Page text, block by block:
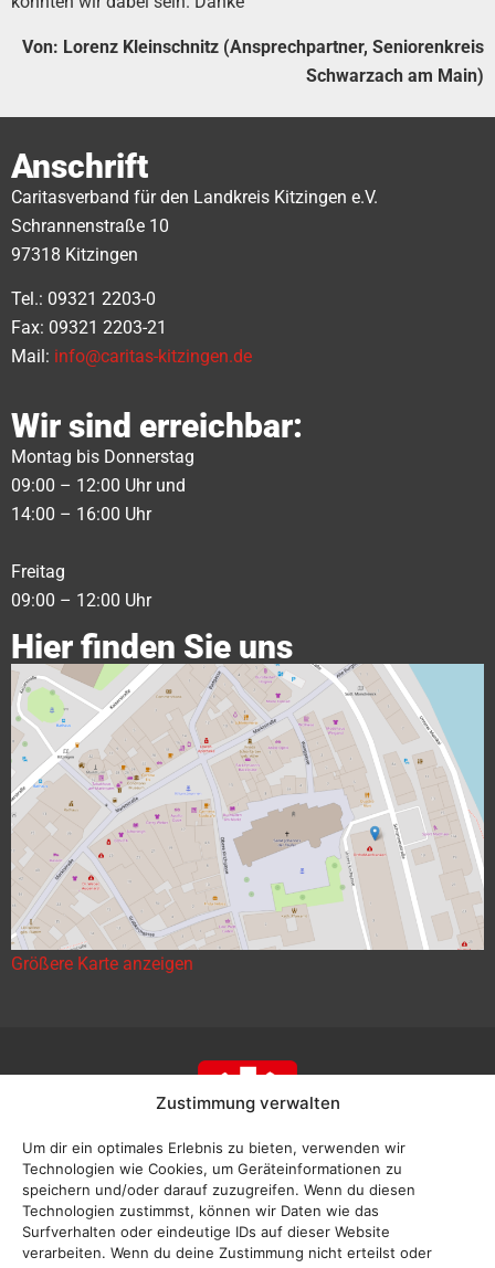
Zustimmung verwalten
Um dir ein optimales Erlebnis zu bieten, verwenden wir
Technologien wie Cookies, um Geräteinformationen zu
speichern und/oder darauf zuzugreifen. Wenn du diesen
Technologien zustimmst, können wir Daten wie das
Surfverhalten oder eindeutige IDs auf dieser Website
verarbeiten. Wenn du deine Zustimmung nicht erteilst oder
Von: Lorenz Kleinschnitz (Ansprechpartner, Seniorenkreis
Schwarzach am Main)
Anschrift
Caritasverband für den Landkreis Kitzingen e.V.
Schrannenstraße 10
97318 Kitzingen
Tel.: 09321 2203-0
Fax: 09321 2203-21
Mail: info@caritas-kitzingen.de
Wir sind erreichbar:
Montag bis Donnerstag
09:00 – 12:00 Uhr und
14:00 – 16:00 Uhr
Freitag
09:00 – 12:00 Uhr
Hier finden Sie uns
Größere Karte anzeigen